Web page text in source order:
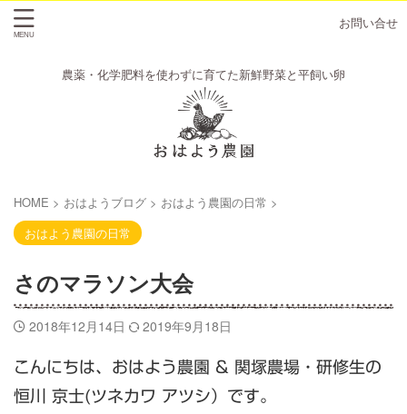
お問い合せ
農薬・化学肥料を使わずに育てた新鮮野菜と平飼い卵
HOME > おはようブログ > おはよう農園の日常 >
おはよう農園の日常
さのマラソン大会
2018年12月14日 2019年9月18日
こんにちは、おはよう農園 & 関塚農場・研修生の
恒川 京士(ツネカワ アツシ）です。